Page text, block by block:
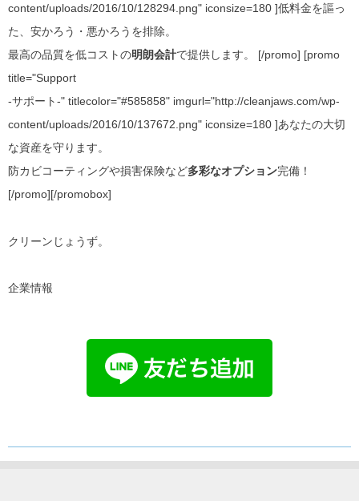
content/uploads/2016/10/128294.png" iconsize=180 ]低料金を謳っ
た、安かろう・悪かろうを排除。
最高の品質を低コストの明朗会計で提供します。 [/promo] [promo
title="Support
-サポート-" titlecolor="#585858" imgurl="http://cleanjaws.com/wp-
content/uploads/2016/10/137672.png" iconsize=180 ]あなたの大切
な資産を守ります。
防カビコーティングや損害保険など多彩なオプション完備！
[/promo][/promobox]
クリーンじょうず。
企業情報